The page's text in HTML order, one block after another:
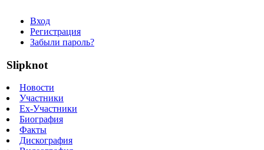
Вход
Регистрация
Забыли пароль?
Slipknot
Новости
Участники
Ex-Участники
Биография
Факты
Дискография